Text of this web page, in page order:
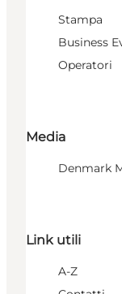
Stampa
Business
Operatori
Media
Denmark
Link utili
A-Z